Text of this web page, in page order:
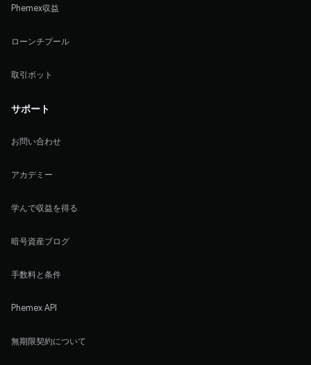
Phemex収益
ローンチプール
取引ボット
サポート
お問い合わせ
アカデミー
学んで収益を得る
暗号資産ブログ
手数料と条件
Phemex API
無期限契約について